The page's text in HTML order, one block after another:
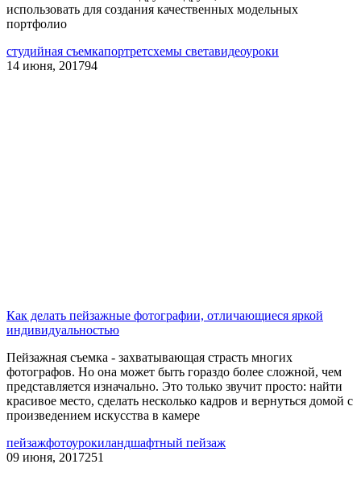
использовать для создания качественных модельных
портфолио
студийная съемкапортретсхемы светавидеоуроки
14 июня, 201794
Как делать пейзажные фотографии, отличающиеся яркой
индивидуальностью
Пейзажная съемка - захватывающая страсть многих
фотографов. Но она может быть гораздо более сложной, чем
представляется изначально. Это только звучит просто: найти
красивое место, сделать несколько кадров и вернуться домой с
произведением искусства в камере
пейзажфотоурокиландшафтный пейзаж
09 июня, 2017251